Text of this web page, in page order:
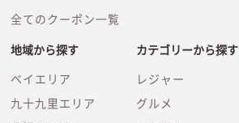
全てのクーポン一覧
地域から探す
ベイエリア
九十九里エリア
カテゴリーから探す
レジャー
グルメ